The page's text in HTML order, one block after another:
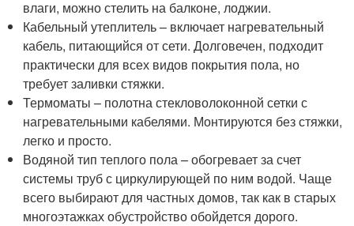
влаги, можно стелить на балконе, лоджии.
Кабельный утеплитель – включает нагревательный
кабель, питающийся от сети. Долговечен, подходит
практически для всех видов покрытия пола, но
требует заливки стяжки.
Термоматы – полотна стекловолоконной сетки с
нагревательными кабелями. Монтируются без стяжки,
легко и просто.
Водяной тип теплого пола – обогревает за счет
системы труб с циркулирующей по ним водой. Чаще
всего выбирают для частных домов, так как в старых
многоэтажках обустройство обойдется дорого.